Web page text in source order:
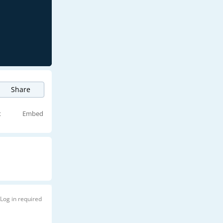
Share
Embed
Log in required